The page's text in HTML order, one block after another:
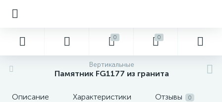
0 0
Вертикальные
Памятник FG1177 из гранита
Описание Характеристики Отзывы 0